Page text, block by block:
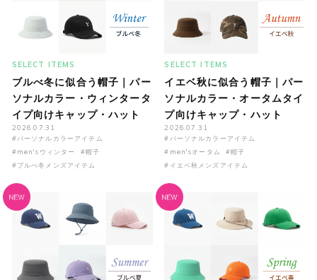
SELECT ITEMS
ブルべ冬に似合う帽子｜パー
ソナルカラー・ウィンタータ
イプ向けキャップ・ハット
2026.07.31
#パーソナルカラーアイテム
#men'sウィンター
#帽子
#ブルべ冬メンズアイテム
SELECT ITEMS
イエベ秋に似合う帽子｜パー
ソナルカラー・オータムタイ
プ向けキャップ・ハット
2026.07.31
#パーソナルカラーアイテム
#men'sオータム
#帽子
#イエベ秋メンズアイテム